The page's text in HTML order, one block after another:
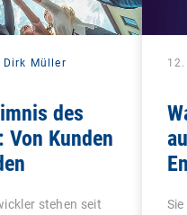
Dirk Müller
des
Von Kunden
stehen seit